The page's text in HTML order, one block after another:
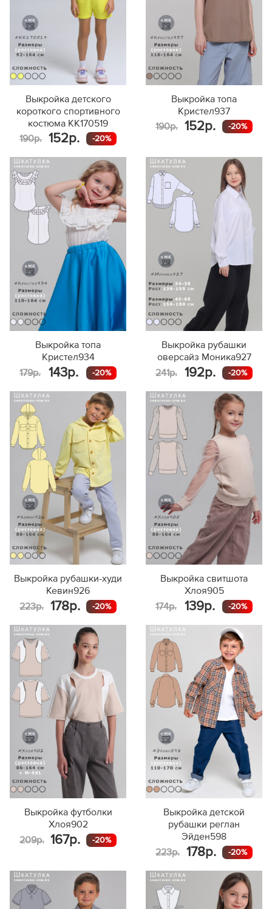
Выкройка детского
короткого спортивного
костюма KK170519
190р.
152р. -20%
Выкройка топа
Кристел937
190р.
152р. -20%
Выкройка топа
Кристел934
179р.
143р. -20%
Выкройка рубашки
оверсайз Моника927
241р.
192р. -20%
Выкройка рубашки-худи
Кевин926
223р.
178р. -20%
Выкройка свитшота
Хлоя905
174р.
139р. -20%
Выкройка футболки
Хлоя902
209р.
167р. -20%
Выкройка детской
рубашки реглан
Эйден598
223р.
178р. -20%